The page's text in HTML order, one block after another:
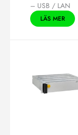
– USB / LAN
LÄS MER